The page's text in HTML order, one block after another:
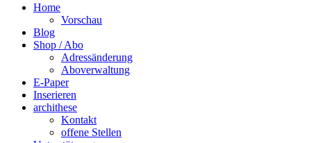
Home
Vorschau
Blog
Shop / Abo
Adressänderung
Aboverwaltung
E-Paper
Inserieren
archithese
Kontakt
offene Stellen